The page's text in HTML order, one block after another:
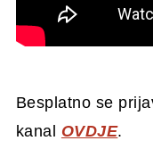
Besplatno se
kanal OVDJE.